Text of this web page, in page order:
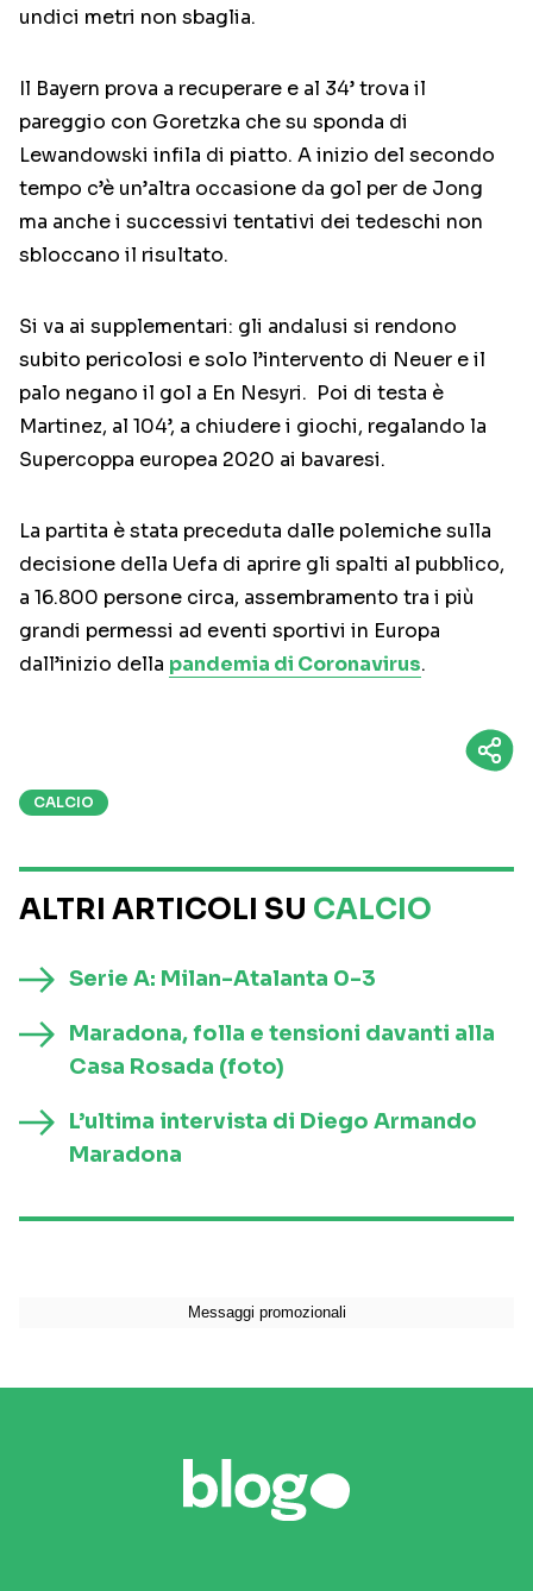
undici metri non sbaglia.
Il Bayern prova a recuperare e al 34’ trova il
pareggio con Goretzka che su sponda di
Lewandowski infila di piatto. A inizio del secondo
tempo c’è un’altra occasione da gol per de Jong
ma anche i successivi tentativi dei tedeschi non
sbloccano il risultato.
Si va ai supplementari: gli andalusi si rendono
subito pericolosi e solo l’intervento di Neuer e il
palo negano il gol a En Nesyri. Poi di testa è
Martinez, al 104’, a chiudere i giochi, regalando la
Supercoppa europea 2020 ai bavaresi.
La partita è stata preceduta dalle polemiche sulla
decisione della Uefa di aprire gli spalti al pubblico,
a 16.800 persone circa, assembramento tra i più
grandi permessi ad eventi sportivi in Europa
dall’inizio della pandemia di Coronavirus.
CALCIO
ALTRI ARTICOLI SU CALCIO
Serie A: Milan-Atalanta 0-3
Maradona, folla e tensioni davanti alla
Casa Rosada (foto)
L’ultima intervista di Diego Armando
Maradona